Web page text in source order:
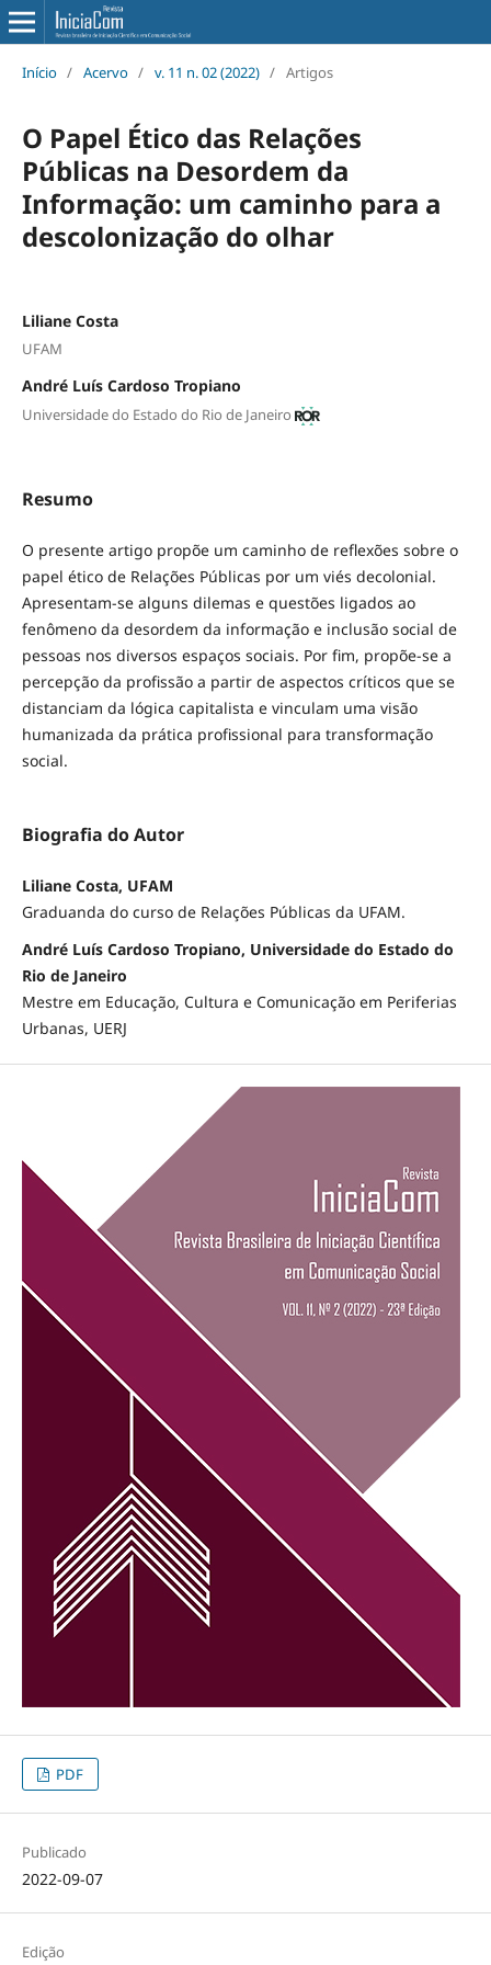
Início / Acervo / v. 11 n. 02 (2022) / Artigos
O Papel Ético das Relações
Públicas na Desordem da
Informação: um caminho para a
descolonização do olhar
Liliane Costa
UFAM
André Luís Cardoso Tropiano
Universidade do Estado do Rio de Janeiro
Resumo
O presente artigo propõe um caminho de reflexões sobre o
papel ético de Relações Públicas por um viés decolonial.
Apresentam-se alguns dilemas e questões ligados ao
fenômeno da desordem da informação e inclusão social de
pessoas nos diversos espaços sociais. Por fim, propõe-se a
percepção da profissão a partir de aspectos críticos que se
distanciam da lógica capitalista e vinculam uma visão
humanizada da prática profissional para transformação
social.
Biografia do Autor
Liliane Costa, UFAM
Graduanda do curso de Relações Públicas da UFAM.
André Luís Cardoso Tropiano, Universidade do Estado do
Rio de Janeiro
Mestre em Educação, Cultura e Comunicação em Periferias
Urbanas, UERJ
PDF
Publicado
2022-09-07
Edição